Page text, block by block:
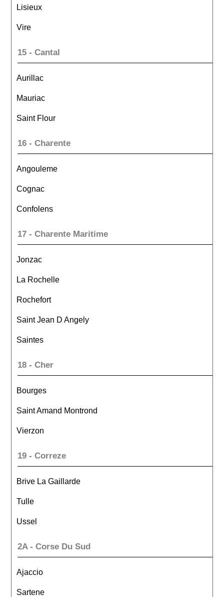
Lisieux
Vire
15 - Cantal
Aurillac
Mauriac
Saint Flour
16 - Charente
Angouleme
Cognac
Confolens
17 - Charente Maritime
Jonzac
La Rochelle
Rochefort
Saint Jean D Angely
Saintes
18 - Cher
Bourges
Saint Amand Montrond
Vierzon
19 - Correze
Brive La Gaillarde
Tulle
Ussel
2A - Corse Du Sud
Ajaccio
Sartene